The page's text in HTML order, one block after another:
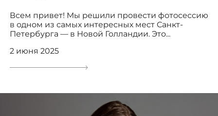
Всем привет! Мы решили провести фотосессию
в одном из самых интересных мест Санкт-
Петербурга — в Новой Голландии. Это...
2 июня 2025